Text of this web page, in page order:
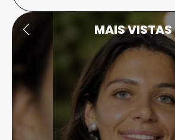
MAIS VISTAS